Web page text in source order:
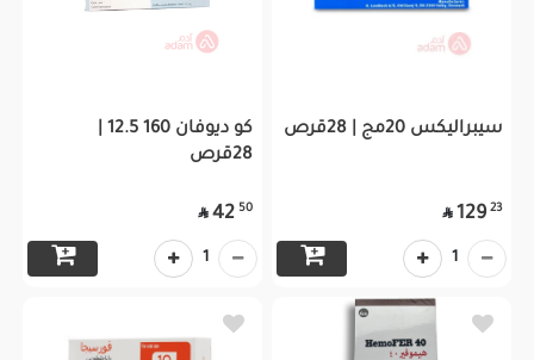
سيبراليكس 20مج | 28قرص
23
129

1
28قرص
50
42

1